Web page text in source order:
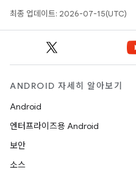
최종 업데이트: 2026-07-15(UTC)
ANDROID 자세히 알아보기
Android
엔터프라이즈용 Android
보안
소스